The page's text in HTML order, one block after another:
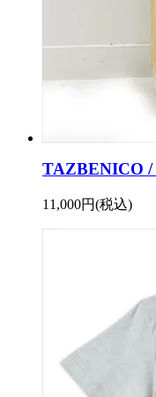
TAZBENICO
11,000円(税込)